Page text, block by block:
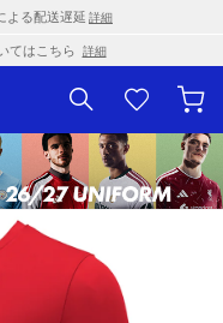
よる配送遅延 詳細
てはこちら 詳細